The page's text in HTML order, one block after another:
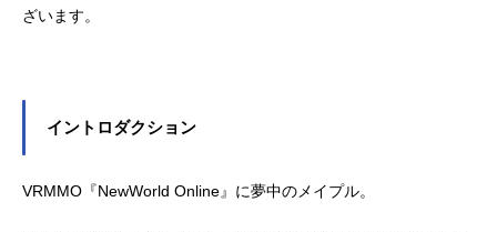
ざいます。
イントロダクション
VRMMO『NewWorld Online』に夢中のメイプル。